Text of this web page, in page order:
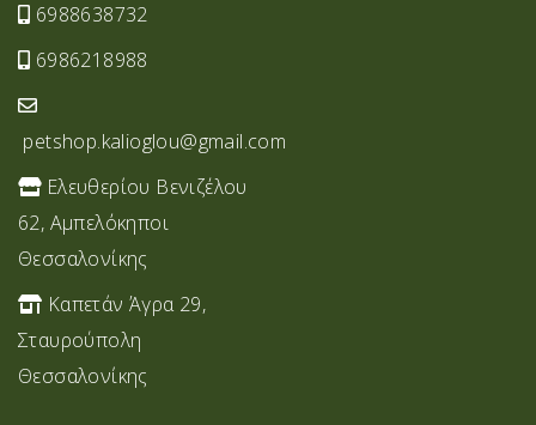
6988638732
6986218988
petshop.kalioglou@gmail.com
Ελευθερίου Βενιζέλου
62, Αμπελόκηποι
Θεσσαλονίκης
Καπετάν Άγρα 29,
Σταυρoύπολη
Θεσσαλονίκης